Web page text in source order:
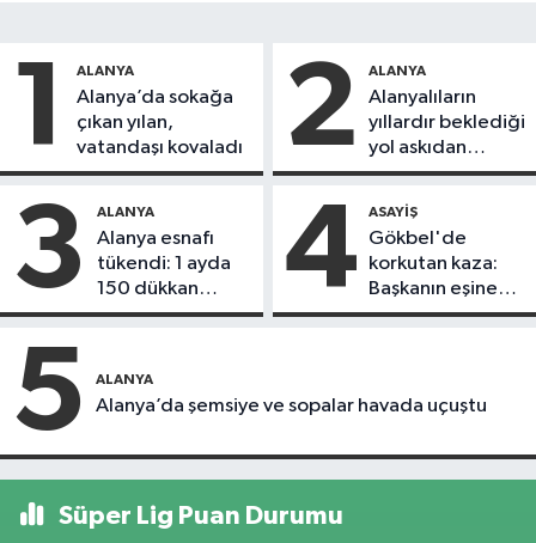
1 ALANYA
Alanya’da sokağa
çıkan yılan,
vatandaşı kovaladı
2 ALANYA
Alanyalıların
yıllardır beklediği
yol askıdan
döndü
3 ALANYA
Alanya esnafı
tükendi: 1 ayda
150 dükkan
kapandı
4 ASAYIŞ
Gökbel'de
korkutan kaza:
Başkanın eşine
motosiklet çarptı
5 ALANYA
Alanya’da şemsiye ve sopalar havada uçuştu
Süper Lig Puan Durumu